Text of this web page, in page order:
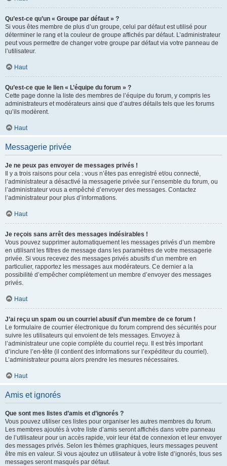
Qu’est-ce qu’un « Groupe par défaut » ?
Si vous êtes membre de plus d’un groupe, celui par défaut est utilisé pour
déterminer le rang et la couleur de groupe affichés par défaut. L’administrateur
peut vous permettre de changer votre groupe par défaut via votre panneau de
l’utilisateur.
Haut
Qu’est-ce que le lien « L’équipe du forum » ?
Cette page donne la liste des membres de l’équipe du forum, y compris les
administrateurs et modérateurs ainsi que d’autres détails tels que les forums
qu’ils modèrent.
Haut
Messagerie privée
Je ne peux pas envoyer de messages privés !
Il y a trois raisons pour cela : vous n’êtes pas enregistré et/ou connecté,
l’administrateur a désactivé la messagerie privée sur l’ensemble du forum, ou
l’administrateur vous a empêché d’envoyer des messages. Contactez
l’administrateur pour plus d’informations.
Haut
Je reçois sans arrêt des messages indésirables !
Vous pouvez supprimer automatiquement les messages privés d’un membre
en utilisant les filtres de message dans les paramètres de votre messagerie
privée. Si vous recevez des messages privés abusifs d’un membre en
particulier, rapportez les messages aux modérateurs. Ce dernier a la
possibilité d’empêcher complètement un membre d’envoyer des messages
privés.
Haut
J’ai reçu un spam ou un courriel abusif d’un membre de ce forum !
Le formulaire de courrier électronique du forum comprend des sécurités pour
suivre les utilisateurs qui envoient de tels messages. Envoyez à
l’administrateur une copie complète du courriel reçu. Il est très important
d’inclure l’en-tête (il contient des informations sur l’expéditeur du courriel).
L’administrateur pourra alors prendre les mesures nécessaires.
Haut
Amis et ignorés
Que sont mes listes d’amis et d’ignorés ?
Vous pouvez utiliser ces listes pour organiser les autres membres du forum.
Les membres ajoutés à votre liste d’amis seront affichés dans votre panneau
de l’utilisateur pour un accès rapide, voir leur état de connexion et leur envoyer
des messages privés. Selon les thèmes graphiques, leurs messages peuvent
être mis en valeur. Si vous ajoutez un utilisateur à votre liste d’ignorés, tous ses
messages seront masqués par défaut.